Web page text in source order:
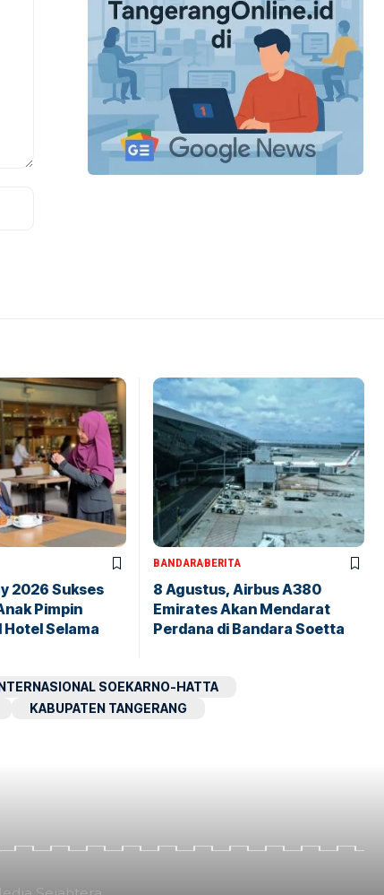
2026 Sukses
Pimpin
Selama
BANDARABERITA
8 Agustus, Airbus A380
Emirates Akan Mendarat
Perdana di Bandara Soetta
SOEKARNO-HATTA
KABUPATEN TANGERANG